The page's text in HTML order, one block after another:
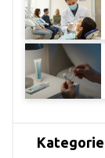
Kategorie